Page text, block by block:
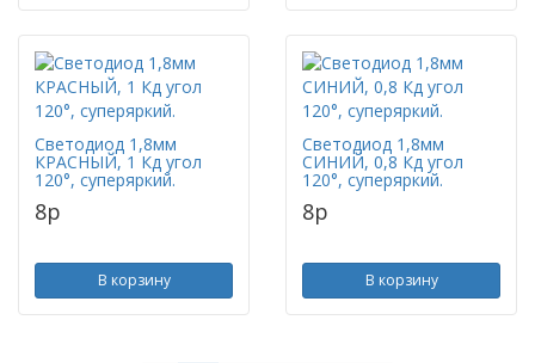
Светодиод 1,8мм
КРАСНЫЙ, 1 Кд угол
120°, суперяркий.
8p
В корзину
Светодиод 1,8мм
СИНИЙ, 0,8 Кд угол
120°, суперяркий.
8p
В корзину